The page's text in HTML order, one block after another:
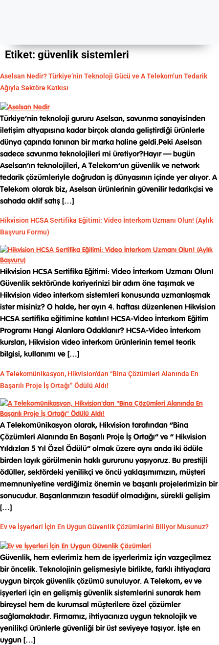
Etiket: güvenlik sistemleri
Aselsan Nedir? Türkiye’nin Teknoloji Gücü ve A Telekom’un Tedarik
Ağıyla Sektöre Katkısı
Türkiye’nin teknoloji gururu Aselsan, savunma sanayisinden
iletişim altyapısına kadar birçok alanda geliştirdiği ürünlerle
dünya çapında tanınan bir marka haline geldi.Peki Aselsan
sadece savunma teknolojileri mi üretiyor?Hayır — bugün
Aselsan’ın teknolojileri, A Telekom’un güvenlik ve network
tedarik çözümleriyle doğrudan iş dünyasının içinde yer alıyor. A
Telekom olarak biz, Aselsan ürünlerinin güvenilir tedarikçisi ve
sahada aktif satış […]
Hikvision HCSA Sertifika Eğitimi: Video İnterkom Uzmanı Olun! (Aylık
Başvuru Formu)
Hikvision HCSA Sertifika Eğitimi: Video İnterkom Uzmanı Olun!
Güvenlik sektöründe kariyerinizi bir adım öne taşımak ve
Hikvision video interkom sistemleri konusunda uzmanlaşmak
ister misiniz? O halde, her ayın 4. haftası düzenlenen Hikvision
HCSA sertifika eğitimine katılın! HCSA-Video İnterkom Eğitim
Programı Hangi Alanlara Odaklanır? HCSA-Video İnterkom
kursları, Hikvision video interkom ürünlerinin temel teorik
bilgisi, kullanımı ve […]
A Telekomünikasyon, Hikvision’dan “Bina Çözümleri Alanında En
Başarılı Proje İş Ortağı” Ödülü Aldı!
A Telekomünikasyon olarak, Hikvision tarafından “Bina
Çözümleri Alanında En Başarılı Proje İş Ortağı” ve ” Hikvision
Yıldızları 5 Yıl Özel Ödülü” olmak üzere aynı anda iki ödüle
birden layık görülmenin haklı gururunu yaşıyoruz. Bu prestijli
ödüller, sektördeki yenilikçi ve öncü yaklaşımımızın, müşteri
memnuniyetine verdiğimiz önemin ve başarılı projelerimizin bir
sonucudur. Başarılarımızın tesadüf olmadığını, sürekli gelişim
[…]
Ev ve İşyerleri İçin En Uygun Güvenlik Çözümlerini Biliyor Musunuz?
Güvenlik, hem evlerimiz hem de işyerlerimiz için vazgeçilmez
bir öncelik. Teknolojinin gelişmesiyle birlikte, farklı ihtiyaçlara
uygun birçok güvenlik çözümü sunuluyor. A Telekom, ev ve
işyerleri için en gelişmiş güvenlik sistemlerini sunarak hem
bireysel hem de kurumsal müşterilere özel çözümler
sağlamaktadır. Firmamız, ihtiyacınıza uygun teknolojik ve
yenilikçi ürünlerle güvenliği bir üst seviyeye taşıyor. İşte en
uygun […]